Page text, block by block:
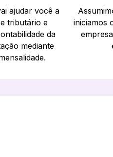
ajudar você a
tributário e
da
mediante
iniciamos